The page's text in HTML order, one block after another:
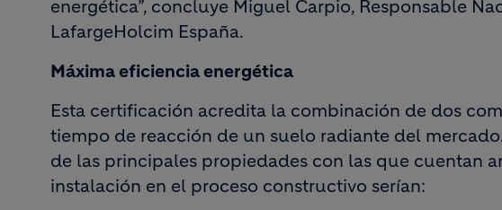
energética”, concluye Miguel Carpio, Responsable
LafargeHolcim España.
Máxima eficiencia energética
Esta certificación acredita la combinación de dos
tiempo de reacción de un suelo radiante del
de las principales propiedades con las que cuentan
instalación en el proceso constructivo serían: